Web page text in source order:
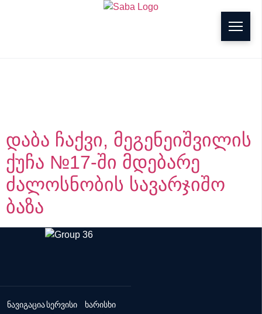
დაბა ჩაქვი, მეგენეიშვილის
ქუჩა №17-ში მდებარე
ძალოსნობის სავარჯიშო
ბაზა
ნავიგაციასერვისი
ხარისხი